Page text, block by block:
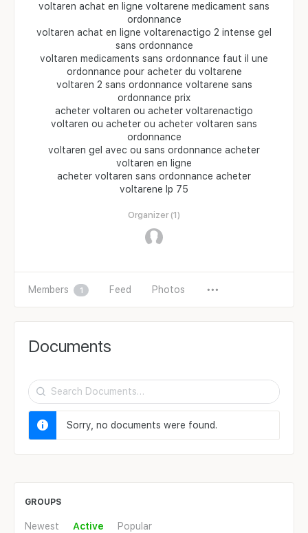
voltaren achat en ligne voltarene medicament sans
ordonnance
voltaren achat en ligne voltarenactigo 2 intense gel
sans ordonnance
voltaren medicaments sans ordonnance faut il une
ordonnance pour acheter du voltarene
voltaren 2 sans ordonnance voltarene sans
ordonnance prix
acheter voltaren ou acheter voltarenactigo
voltaren ou acheter ou acheter voltaren sans
ordonnance
voltaren gel avec ou sans ordonnance acheter
voltaren en ligne
acheter voltaren sans ordonnance acheter
voltarene lp 75
Organizer (1)
Members 1 Feed Photos
Documents
Search
Documents…
Sorry, no documents were found.
GROUPS
Newest Active Popular